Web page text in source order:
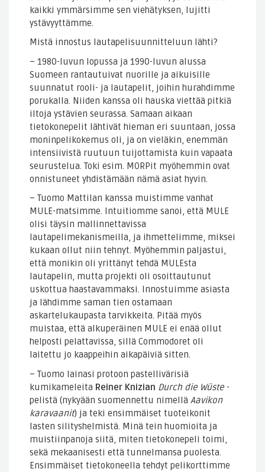
kaikki ymmärsimme sen viehätyksen, lujitti
ystävyyttämme.
Mistä innostus lautapelisuunnitteluun lähti?
– 1980-luvun lopussa ja 1990-luvun alussa
Suomeen rantautuivat nuorille ja aikuisille
suunnatut rooli- ja lautapelit, joihin hurahdimme
porukalla. Niiden kanssa oli hauska viettää pitkiä
iltoja ystävien seurassa. Samaan aikaan
tietokonepelit lähtivät hieman eri suuntaan, jossa
moninpelikokemus oli, ja on vieläkin, enemmän
intensiivistä ruutuun tuijottamista kuin vapaata
seurustelua. Toki esim. MORPit myöhemmin ovat
onnistuneet yhdistämään nämä asiat hyvin.
– Tuomo Mattilan kanssa muistimme vanhat
MULE-matsimme. Intuitiomme sanoi, että MULE
olisi täysin mallinnettavissa
lautapelimekanismeilla, ja ihmettelimme, miksei
kukaan ollut niin tehnyt. Myöhemmin paljastui,
että monikin oli yrittänyt tehdä MULEsta
lautapelin, mutta projekti oli osoittautunut
uskottua haastavammaksi. Innostuimme asiasta
ja lähdimme saman tien ostamaan
askartelukaupasta tarvikkeita. Pitää myös
muistaa, että alkuperäinen MULE ei enää ollut
helposti pelattavissa, sillä Commodoret oli
laitettu jo kaappeihin aikapäiviä sitten.
– Tuomo lainasi protoon pastellivärisiä
kumikameleita Reiner Knizian Durch die Wüste -
pelistä (nykyään suomennettu nimellä Aavikon
karavaanit) ja teki ensimmäiset tuoteikonit
lasten silityshelmistä. Minä tein huomioita ja
muistiinpanoja siitä, miten tietokonepeli toimi,
sekä mekaanisesti että tunnelmansa puolesta.
Ensimmäiset tietokoneella tehdyt pelikorttimme